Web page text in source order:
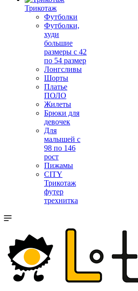
Трикотаж
Футболки
Футболки,
худи
большие
размеры с 42
по 54 размер
Лонгсливы
Шорты
Платье
ПОЛО
Жилеты
Брюки для
девочек
Для
малышей с
98 по 146
рост
Пижамы
CITY
Трикотаж
футер
трехнитка